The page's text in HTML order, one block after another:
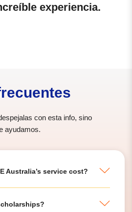
experiencia.
con esta info, sino
ayudamos.
Australia’s service cost?